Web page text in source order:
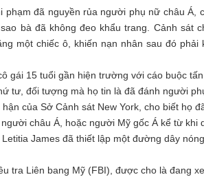
phạm đã nguyền rủa người phụ nữ châu Á,
bà đã không đeo khẩu trang. Cảnh sát
một chiếc ô, khiến nạn nhân sau đó phải
gái 15 tuổi gần hiện trường với cáo buộc
tư, đối tượng mà họ tin là đã đánh người
của Sở Cảnh sát New York, cho biết họ
châu Á, hoặc người Mỹ gốc Á kể từ khi
James đã thiết lập một đường dây
tra Liên bang Mỹ (FBI), được cho là đang